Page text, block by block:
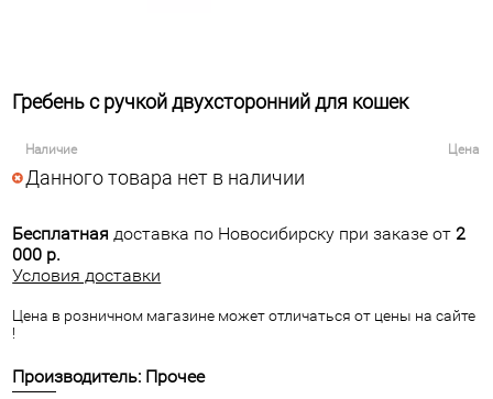
Гребень с ручкой двухсторонний для кошек
Наличие Цена
Данного товара нет в наличии
Бесплатная доставка по Новосибирску при заказе от 2
000 р.
Условия доставки
Цена в розничном магазине может отличаться от цены на сайте
!
Производитель: Прочее